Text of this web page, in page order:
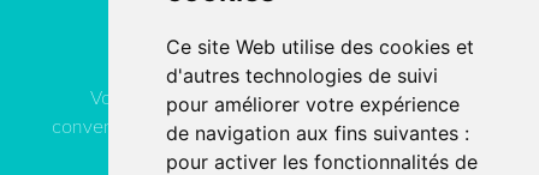
Ce site Web utilise des cookies et
d'autres technologies de suivi
pour améliorer votre expérience
de navigation aux fins suivantes :
pour activer les fonctionnalités de
ACN Service
Vous pouvez contacter ACN Service à votre
convenance, soit par téléphone, soit par email, soit en
remplissant le formulaire de contact.